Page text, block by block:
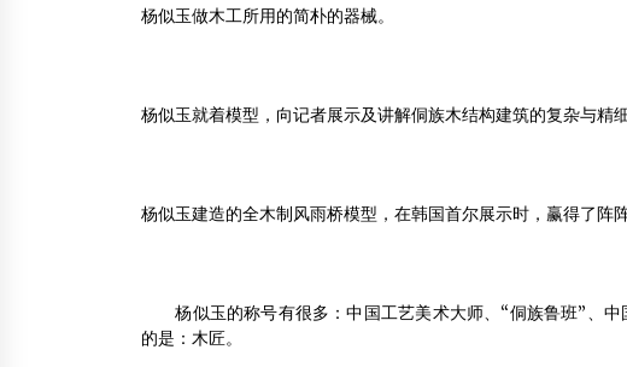
杨似玉做木工所用的简朴的器械。
杨似玉就着模型，向记者展示及讲解侗族木结构建筑的复杂与精细
杨似玉建造的全木制风雨桥模型，在韩国首尔展示时，赢得了阵
杨似玉的称号有很多：中国工艺美术大师、“侗族鲁班”、
的是：木匠。